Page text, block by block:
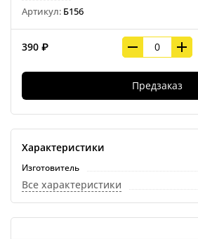
Артикул: Б156
390 ₽
Предзаказ
Характеристики
Изготовитель
Все характеристики